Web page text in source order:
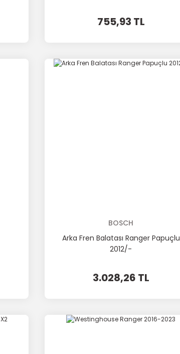
755,93 TL
BOSCH
Arka Fren Balatası Ranger Papuçlu
2012/-
3.028,26 TL